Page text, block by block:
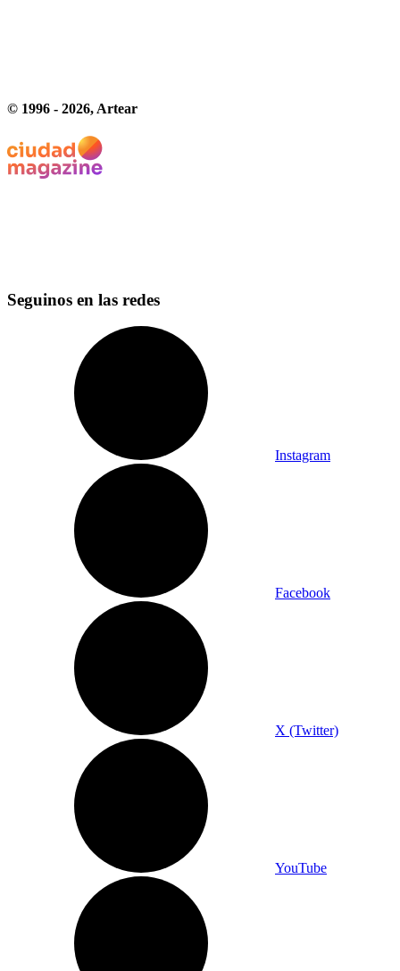
© 1996 - 2026, Artear
Seguinos en las redes
Instagram
Facebook
X (Twitter)
YouTube